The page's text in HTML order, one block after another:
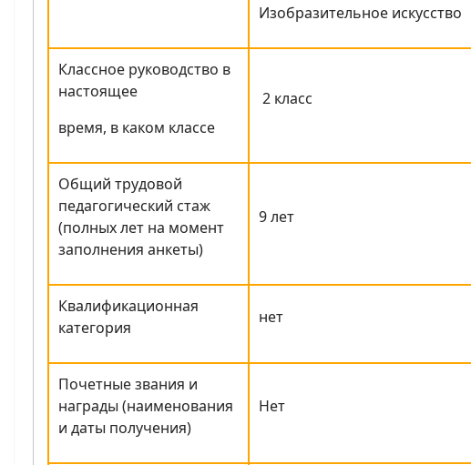
Изобразительное искусство
Классное руководство в
настоящее
время, в каком классе
2 класс
Общий трудовой
педагогический стаж
(полных лет на момент
заполнения анкеты)
9 лет
Квалификационная
категория
нет
Почетные звания и
награды (наименования
и даты получения)
Нет